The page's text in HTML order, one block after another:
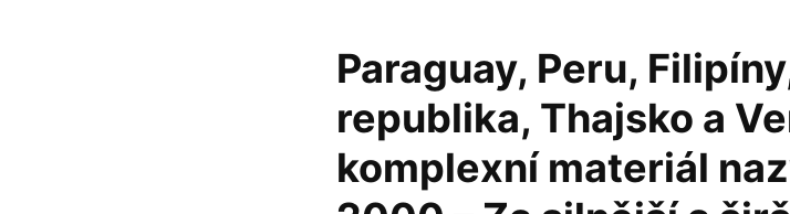
Paraguay, Peru,
republika, Thajsko a
komplexní materiál